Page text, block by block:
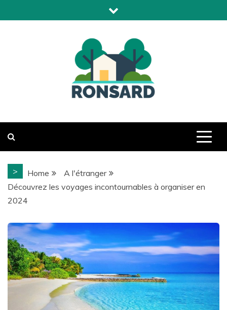
to
Domaine de Ronsard
> Home
A l'étranger
Découvrez les voyages incontournables à organiser en
2024